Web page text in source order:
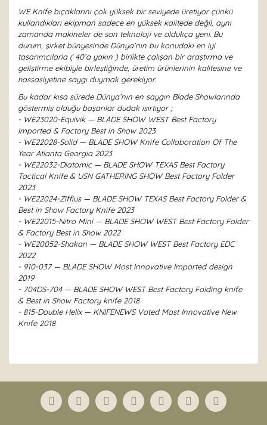
WE Knife bıçaklarını çok yüksek bir seviyede üretiyor çünkü
kullandıkları ekipman sadece en yüksek kalitede değil, aynı
zamanda makineler de son teknoloji ve oldukça yeni. Bu
durum, şirket bünyesinde Dünya’nın bu konudaki en iyi
tasarımcılarla ( 40’a yakın ) birlikte çalışan bir araştırma ve
geliştirme ekibiyle birleştiğinde, üretim ürünlerinin kalitesine ve
hassasiyetine saygı duymak gerekiyor.
Bu kadar kısa sürede Dünya’nın en saygın Blade Showlarında
göstermiş olduğu başarılar dudak ısırtıyor ;
- WE23020-Equivik — BLADE SHOW WEST Best Factory
Imported & Factory Best in Show 2023
- WE22028-Solid — BLADE SHOW Knife Collaboration Of The
Year Atlanta Georgia 2023
- WE22032-Diatomic — BLADE SHOW TEXAS Best Factory
Tactical Knife & USN GATHERING SHOW Best Factory Folder
2023
- WE22024-Ziffius — BLADE SHOW TEXAS Best Factory Folder &
Best in Show Factory Knife 2023
- WE22015-Nitro Mini — BLADE SHOW WEST Best Factory Folder
& Factory Best in Show 2022
- WE20052-Shakan — BLADE SHOW WEST Best Factory EDC
2022
- 910-037 — BLADE SHOW Most Innovative Imported design
2019
- 704DS-704 — BLADE SHOW WEST Best Factory Folding knife
& Best in Show Factory knife 2018
- 815-Double Helix — KNIFENEWS Voted Most Innovative New
Knife 2018
Yorum Yaz
formunu kullanarak tarafımıza iletebilirsiniz.
Görüş ve önerileriniz için teşekkür ederiz.